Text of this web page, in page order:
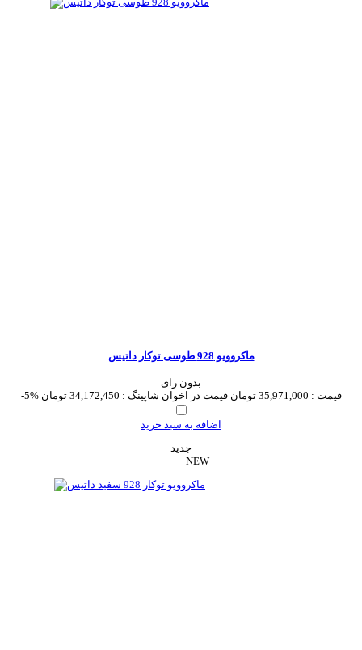
ماکروویو 928 طوسی توکار داتیس
بدون رای
-5%
قیمت : 35,971,000 تومان قیمت در اخوان شاپینگ : 34,172,450 تومان
اضافه به سبد خرید
جدید
NEW